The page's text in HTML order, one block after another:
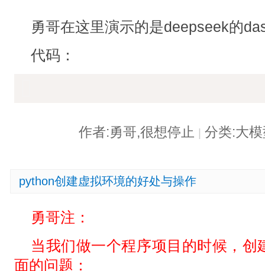
勇哥在这里演示的是deepseek的
代码：
作者:勇哥,很想停止 分类:大
python创建虚拟环境的好处与操作
勇哥注：
当我们做一个程序项目的时候，创
面的问题：